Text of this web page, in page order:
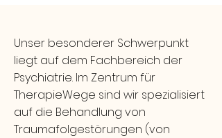
Unser besonderer Schwerpunkt
liegt auf dem Fachbereich der
Psychiatrie. Im Zentrum für
TherapieWege sind wir spezialisiert
auf die Behandlung von
Traumafolgestörungen (von